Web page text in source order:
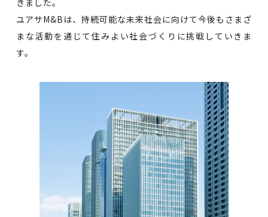
きました。
ユアサM&Bは、持続可能な未来社会に向けて今後もさまざ
まな活動を通じて住みよい社会づくりに挑戦していきま
す。